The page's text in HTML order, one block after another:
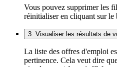
Vous pouvez supprimer les
réinitialiser en cliquant sur
3. Visualiser les résultats de
La liste des offres d'emploi
pertinence. Cela veut dire